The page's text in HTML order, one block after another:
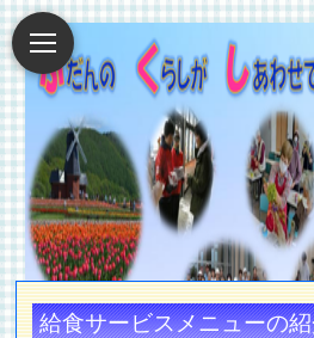
給食サービスメニューの